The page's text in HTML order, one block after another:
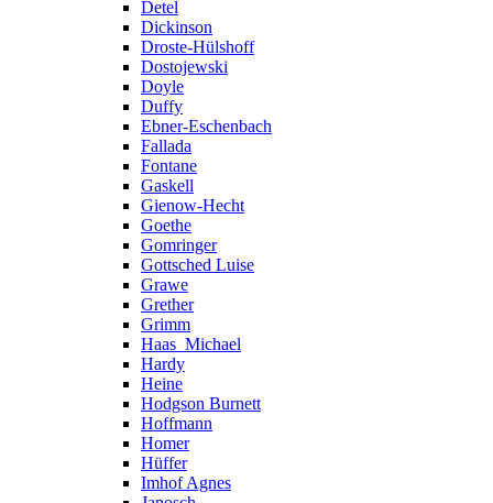
Detel
Dickinson
Droste-Hülshoff
Dostojewski
Doyle
Duffy
Ebner-Eschenbach
Fallada
Fontane
Gaskell
Gienow-Hecht
Goethe
Gomringer
Gottsched Luise
Grawe
Grether
Grimm
Haas_Michael
Hardy
Heine
Hodgson Burnett
Hoffmann
Homer
Hüffer
Imhof Agnes